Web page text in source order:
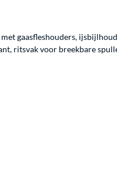
gaasfleshouders,
ritsvak voor breekbare